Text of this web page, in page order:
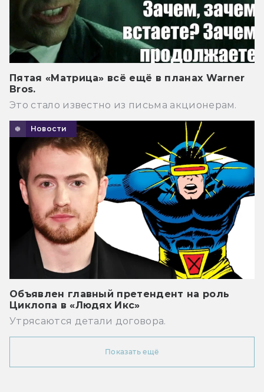
Пятая «Матрица» всё ещё в планах Warner
Bros.
Это стало известно из письма акционерам.
Новости
Объявлен главный претендент на роль
Циклопа в «Людях Икс»
Утрясаются детали договора.
Показать ещё